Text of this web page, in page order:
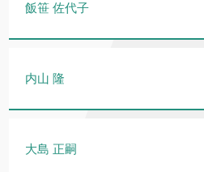
飯笹 佐代子
内山 隆
大島 正嗣